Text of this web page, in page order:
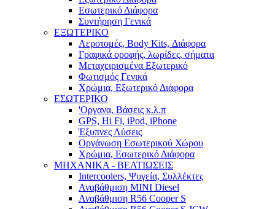
Εσωτερικό Διάφορα
Συντήρηση Γενικά
ΕΞΩΤΕΡΙΚΟ
Αεροτομές, Body Kits, Διάφορα
Γραφικά οροφής, λωρίδες, σήματα
Μεταχειρισμένα Εξωτερικό
Φωτισμός Γενικά
Χρώμια, Εξωτερικό Διάφορα
ΕΣΩΤΕΡΙΚΟ
'Οργανα, Βάσεις κ.λ.π
GPS, Hi Fi, iPod, iPhone
Έξυπνες Λύσεις
Οργάνωση Εσωτερικού Χώρου
Χρώμια, Εσωτερικό Διάφορα
ΜΗΧΑΝΙΚΑ - ΒΕΛΤΙΩΣΕΙΣ
Intercoolers, Ψυγεία, Συλλέκτες
Αναβάθμιση MINI Diesel
Αναβάθμιση R56 Cooper S